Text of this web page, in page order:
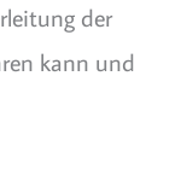
der
kann und